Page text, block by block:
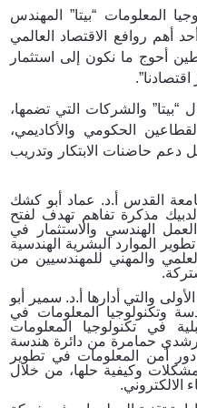
المعلومات “بيتا” المهندس
أهم روافع الاقتصاد العالمي
أحوج ما نكون إلى استثمار
والشركات التي تضمها،
الحكومي والأكاديمي،
دعم حاضنات الابتكار وتدريب
القدس أ.د. عماد أبو كشك
مذكرة تفاهم تهدف لفتح
الهندسي والاستثمار في
الموارد البشرية الهندسية
والمهني للمهندسيين من
والتي أدارها أ.د. سمير أبو
وتكنولوجيا المعلومات في
في تكنولوجيا المعلومات
رشدي حمامرة من دائرة هندسة
أمن المعلومات في تطوير
وكيفية حلها، من خلال
الالكتروني.